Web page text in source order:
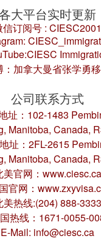
大平台实时更新
信订阅号 : CIESC2001
：加拿大曼省张学勇
公司联系方式
址：102-1483
Manitoba, Canada,
址：2FL-2615
Manitoba, Canada,
美官网：www.ciesc.ca
官网：
美热线:(204) 888-3333
热线：1671-0055-
E-Mail: info@ciesc.ca